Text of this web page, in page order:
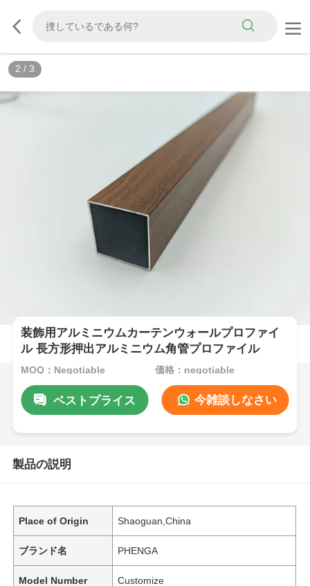
2 / 3
装飾用アルミニウムカーテンウォールプロファイ
ル 長方形押出アルミニウム角管プロファイル
MOQ：Negotiable 価格：negotiable
ベストプライス 今雑談しなさい
製品の説明
Place of Origin Shaoguan,China
ブランド名 PHENGA
Model Number Customize